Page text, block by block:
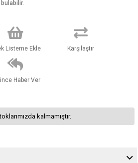
Listeme Ekle Karşılaştır
Haber Ver
kalmamıştır.